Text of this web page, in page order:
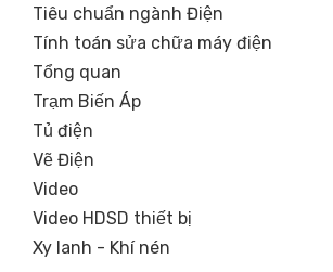
Tiêu chuẩn ngành Điện
Tính toán sửa chữa máy điện
Tổng quan
Trạm Biến Áp
Tủ điện
Vẽ Điện
Video
Video HDSD thiết bị
Xy lanh - Khí nén